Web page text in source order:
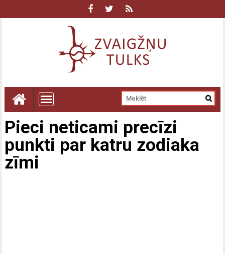
Pieci neticami precīzi
punkti par katru zodiaka
zīmi